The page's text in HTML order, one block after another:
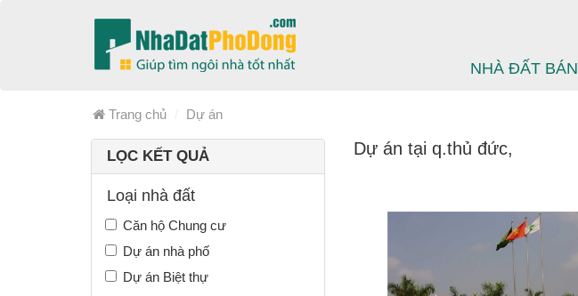
NHÀ ĐẤT BÁN
Trang chủ Dự án
LỌC KẾT QUẢ
Loại nhà đất
Căn hộ Chung cư
Dự án nhà phố
Dự án Biệt thự
Dự án tại q.thủ đức,